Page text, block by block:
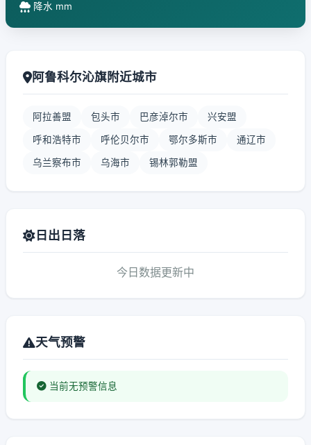
降水 mm
阿鲁科尔沁旗附近城市
阿拉善盟 包头市 巴彦淖尔市 兴安盟
呼和浩特市 呼伦贝尔市 鄂尔多斯市 通辽市
乌兰察布市 乌海市 锡林郭勒盟
日出日落
今日数据更新中
天气预警
当前无预警信息